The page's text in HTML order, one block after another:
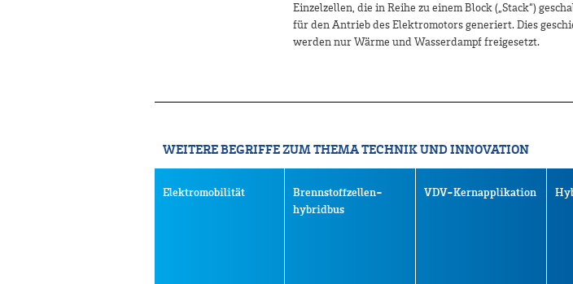
Einzelzellen, die in Reihe zu einem Block („Stack“)
für den Antrieb des Elektromotors generiert. Dies
werden nur Wärme und Wasserdampf freigesetzt.
WEITERE BEGRIFFE ZUM THEMA TECHNIK UND INNOVATION
Elektromobilität
Brennstoffzellen-
hybridbus
VDV-Kernapplikation